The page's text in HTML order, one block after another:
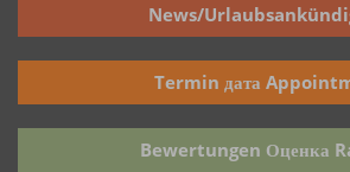
News/
Termin дата
Bewertungen Оценка